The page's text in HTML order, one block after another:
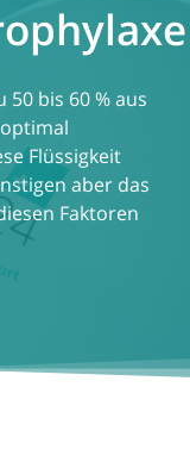
bis 60 % aus
Flüssigkeit
aber das
Faktoren